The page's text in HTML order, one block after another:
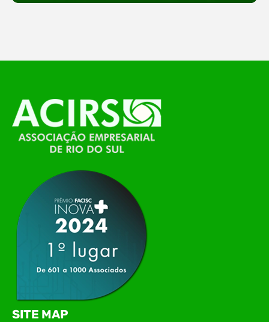
O Polo ACATE-ACIRS, por meio do NIAVI – Núcleo
de Tecnologia da Informação do Alto Vale do
Itajaí, realizou, no dia 21 de julho, o evento
Conexão Tech NIAVI, reunindo empresas de
tecnologia da região para uma noite de
apresentação de novas iniciativas para o setor. O
encontro aconteceu em Rio…
SITE MAP